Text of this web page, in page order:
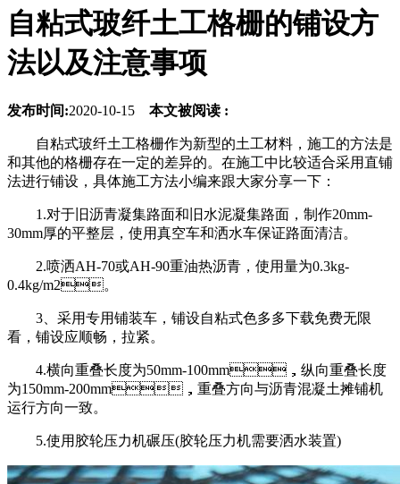
自粘式玻纤土工格栅的铺设方
法以及注意事项
发布时间:2020-10-15 本文被阅读 :
自粘式玻纤土工格栅作为新型的土工材料，施工的方法是
和其他的格栅存在一定的差异的。在施工中比较适合采用直铺
法进行铺设，具体施工方法小编来跟大家分享一下：
1.对于旧沥青凝集路面和旧水泥凝集路面，制作20mm-
30mm厚的平整层，使用真空车和洒水车保证路面清洁。
2.喷洒AH-70或AH-90重油热沥青，使用量为0.3kg-
0.4kg/m2。
3、采用专用铺装车，铺设自粘式色多多下载免费无限
看，铺设应顺畅，拉紧。
4.横向重叠长度为50mm-100mm，纵向重叠长度
为150mm-200mm，重叠方向与沥青混凝土摊铺机
运行方向一致。
5.使用胶轮压力机碾压(胶轮压力机需要洒水装置)